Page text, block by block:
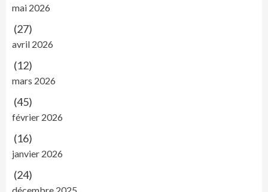
mai 2026
(27)
avril 2026
(12)
mars 2026
(45)
février 2026
(16)
janvier 2026
(24)